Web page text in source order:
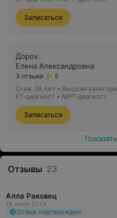
оборудованием – аппаратами
SOMATOM EMOTION:
модель
достойную репутацию на
Записаться
Дорох
Елена Александровна
3 отзыва
5
Стаж 38 лет • Высшая
КТ-диагност • МРТ-диагност
Записаться
Отзывы 23
Алла Раковец
18 июня 2026
Отзыв подтвержден